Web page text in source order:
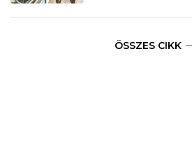
ÖSSZES CIKK